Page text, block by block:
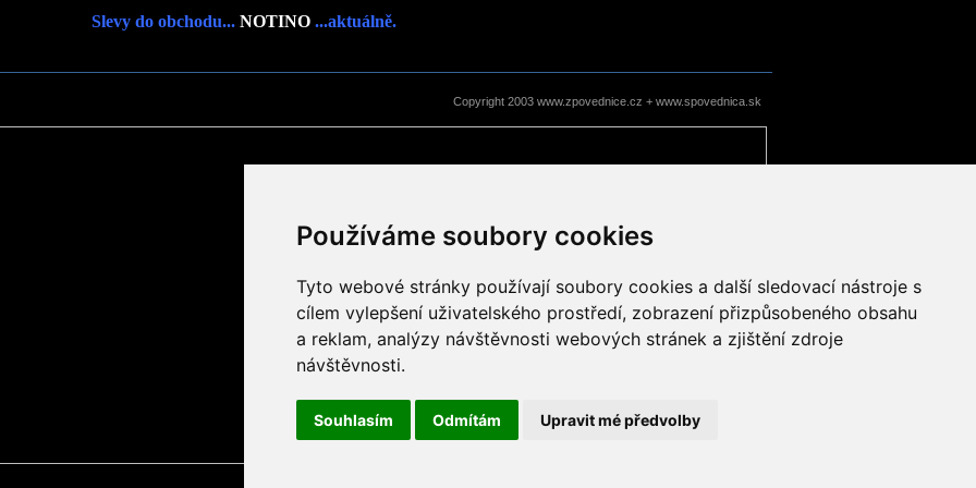
Používáme soubory cookies
Tyto webové stránky používají soubory cookies a další sledovací nástroje s
cílem vylepšení uživatelského prostředí, zobrazení přizpůsobeného obsahu
a reklam, analýzy návštěvnosti webových stránek a zjištění zdroje
návštěvnosti.
Souhlasím Odmítám Upravit mé předvolby
Slevy do obchodu... NOTINO ...aktuálně.
Copyright 2003 www.zpovednice.cz + www.spovednica.sk